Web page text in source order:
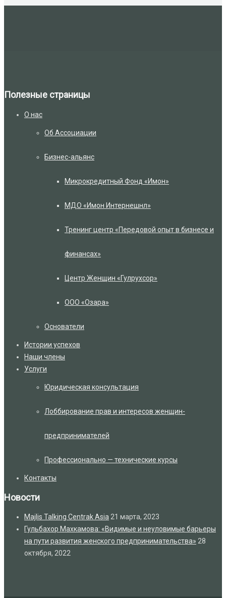
Полезные страницы
О нас
Об Ассоциации
Бизнес-альянс
Микрокредитный Фонд «Имон»
МДО «Имон Интернешнл»
Тренинг центр «Передовой опыт в бизнесе и
финансах»
Центр Женщин «Гулрухсор»
ООО «Озара»
Основатели
Истории успехов
Наши члены
Услуги
Юридическая консультация
Лоббирование прав и интересов женщин-
предпринимателей
Профессионально — технические курсы
Контакты
Новости
Majlis Talking Centrak Asia21 марта, 2023
Гульбахор Махкамова: «Видимые и неуловимые барьеры
на пути развития женского предпринимательства» 28
октября, 2022